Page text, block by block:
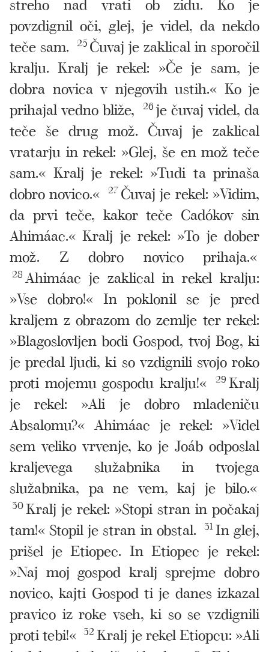
povzdignil oči, glej, je videl, da nekdo
teče sam. 25 Čuvaj je zaklical in sporočil
kralju. Kralj je rekel: »Če je sam, je
dobra novica v njegovih ustih.« Ko je
prihajal vedno bliže,
26je čuvaj videl, da
teče še drug mož. Čuvaj je zaklical
vratarju in rekel: »Glej, še en mož teče
sam.« Kralj je rekel: »Tudi ta prinaša
dobro novico.« 27 Čuvaj je rekel: »Vidim,
da prvi teče, kakor teče Cadókov sin
Ahimáac.« Kralj je rekel: »To je dober
mož. Z dobro novico prihaja.«
28 Ahimáac je zaklical in rekel kralju:
»Vse dobro!« In poklonil se je pred
kraljem z obrazom do zemlje ter rekel:
»Blagoslovljen bodi Gospod, tvoj Bog, ki
je predal ljudi, ki so vzdignili svojo roko
proti mojemu gospodu kralju!«
29 Kralj
je rekel: »Ali je dobro mladeniču
Absalomu?« Ahimáac je rekel: »Videl
sem veliko vrvenje, ko je Joáb odposlal
kraljevega služabnika in tvojega
služabnika, pa ne vem, kaj je bilo.«
30Kralj je rekel: »Stopi stran in počakaj
tam!« Stopil je stran in obstal. 31 In glej,
prišel je Etiopec. In Etiopec je rekel:
»Naj moj gospod kralj sprejme dobro
novico, kajti Gospod ti je danes izkazal
pravico iz roke vseh, ki so se vzdignili
proti tebi!« 32Kralj je rekel Etiopcu: »Ali